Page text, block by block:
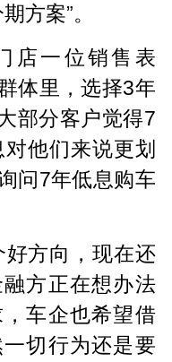
方案”。
店一位销售表
体里，选择3年
部分客户觉得7
他们来说更划
问7年低息购车
好方向，现在还
方正在想办法
车企也希望借
切行为还是要